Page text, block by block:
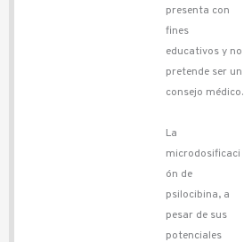
presenta con
fines
educativos y no
pretende ser un
consejo médico.
La
microdosificaci
ón de
psilocibina, a
pesar de sus
potenciales